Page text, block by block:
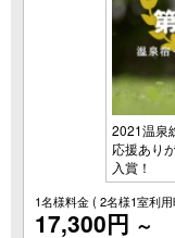
2021温泉
応援あり
入賞！
1名様料金( 2名様1室利
17,300円 ～